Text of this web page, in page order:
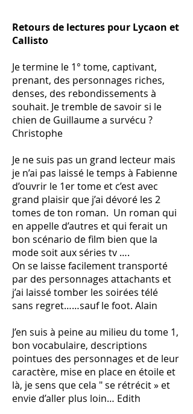
Retours de lectures pour Lycaon et
Callisto
Je termine le 1° tome, captivant,
prenant, des personnages riches,
denses, des rebondissements à
souhait. Je tremble de savoir si le
chien de Guillaume a survécu ?
Christophe
Je ne suis pas un grand lecteur mais
je n’ai pas laissé le temps à Fabienne
d’ouvrir le 1er tome et c’est avec
grand plaisir que j’ai dévoré les 2
tomes de ton roman. Un roman qui
en appelle d’autres et qui ferait un
bon scénario de film bien que la
mode soit aux séries tv ….
On se laisse facilement transporté
par des personnages attachants et
j’ai laissé tomber les soirées télé
sans regret……sauf le foot. Alain
J’en suis à peine au milieu du tome 1,
bon vocabulaire, descriptions
pointues des personnages et de leur
caractère, mise en place en étoile et
là, je sens que cela " se rétrécit » et
envie d’aller plus loin… Edith